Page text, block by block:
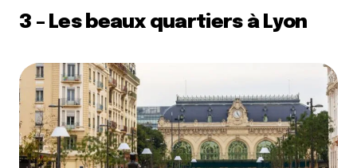
3 – Les beaux quartiers à Lyon